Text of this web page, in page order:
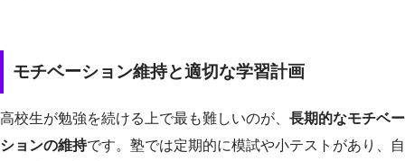
モチベーション維持と適切な学習計画
高校生が勉強を続ける上で最も難しいのが、 長期的なモチベー
ションの維持です。塾では定期的に模試や小テストがあり、自